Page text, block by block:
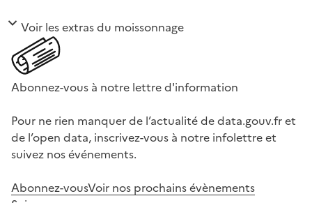
Voir les extras du moissonnage
Abonnez-vous à notre lettre d'information
Pour ne rien manquer de l’actualité de data.gouv.fr et
de l’open data, inscrivez-vous à notre infolettre et
suivez nos événements.
Abonnez-vousVoir nos prochains évènements